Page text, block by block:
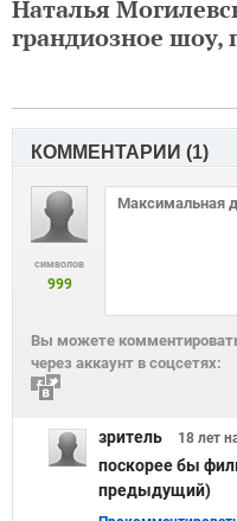
Наталья
грандиозное
КОММЕНТАРИИ (1)
символов
999
Вы можете
через аккаунт в соцсетях:
зритель 18 лет
поскорее бы
предыдущий)